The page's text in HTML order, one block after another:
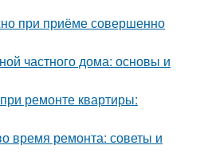
при приёме совершенно
частного дома: основы и
ремонте квартиры:
время ремонта: советы и